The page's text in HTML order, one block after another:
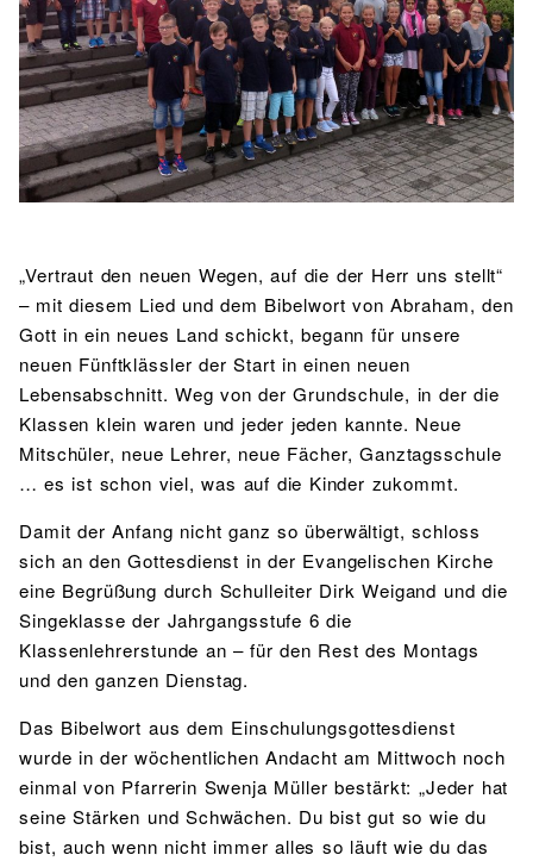
BIBLIOTHEK
Bibliothek Bibliothekskatalog
Schulbuchausleihe
Lehrmittelfreiheit
Buchempfehlungen
MENSA & BISTRO
Food Scouts
FAQs
SPORT
Sport als Leistungsfach Exkursionen
Wettkämpfe
Fachschaft
JtfO
„Vertraut den neuen Wegen, auf die der Herr uns stellt“
– mit diesem Lied und dem Bibelwort von Abraham, den
Gott in ein neues Land schickt, begann für unsere
neuen Fünftklässler der Start in einen neuen
Lebensabschnitt. Weg von der Grundschule, in der die
Klassen klein waren und jeder jeden kannte. Neue
Mitschüler, neue Lehrer, neue Fächer, Ganztagsschule
… es ist schon viel, was auf die Kinder zukommt.
Damit der Anfang nicht ganz so überwältigt, schloss
sich an den Gottesdienst in der Evangelischen Kirche
eine Begrüßung durch Schulleiter Dirk Weigand und die
Singeklasse der Jahrgangsstufe 6 die
Klassenlehrerstunde an – für den Rest des Montags
und den ganzen Dienstag.
Das Bibelwort aus dem Einschulungsgottesdienst
wurde in der wöchentlichen Andacht am Mittwoch noch
einmal von Pfarrerin Swenja Müller bestärkt: „Jeder hat
seine Stärken und Schwächen. Du bist gut so wie du
bist, auch wenn nicht immer alles so läuft wie du das